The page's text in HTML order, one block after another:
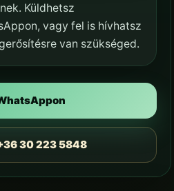
Küldhetsz
vagy fel is hívhatsz
van szükséged.
30 223 5848